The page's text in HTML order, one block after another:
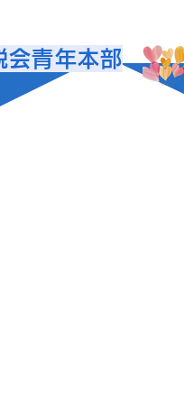
会青年本部
ックか
分
video/